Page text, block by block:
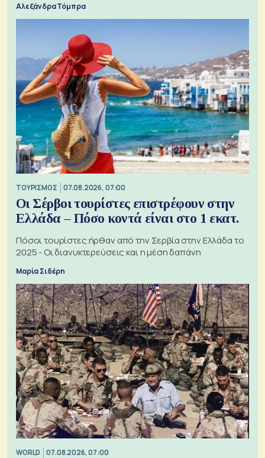
Αλεξάνδρα Τόμπρα
ΤΟΥΡΙΣΜΟΣ 07.08.2026, 07:00
Οι Σέρβοι τουρίστες επιστρέφουν στην
Ελλάδα – Πόσο κοντά είναι στο 1 εκατ.
Πόσοι τουρίστες ήρθαν από την Σερβία στην Ελλάδα το
2025 - Οι διανυκτερεύσεις και η μέση δαπάνη
Μαρία Σιδέρη
WORLD 07.08.2026, 07:00